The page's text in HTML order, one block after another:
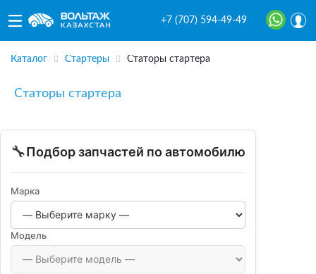
+7 (707) 594-49-49
Каталог Стартеры Статоры стартера
Статоры стартера
🔧Подбор запчастей по автомобилю
Марка
Модель